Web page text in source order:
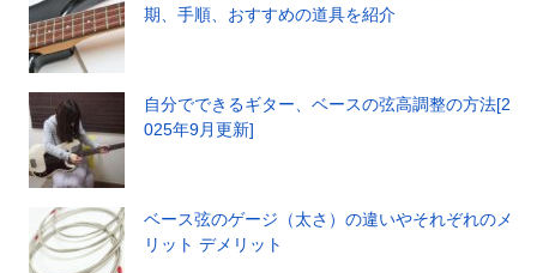
期、手順、おすすめの道具を紹介
自分でできるギター、ベースの弦高調整の方法[2
025年9月更新]
ベース弦のゲージ（太さ）の違いやそれぞれのメ
リット デメリット